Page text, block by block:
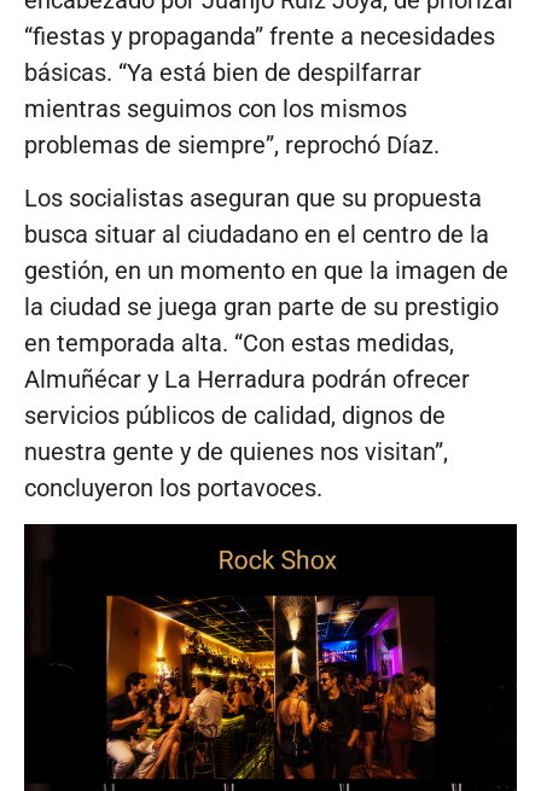
“fiestas y propaganda” frente a necesidades
básicas. “Ya está bien de despilfarrar
mientras seguimos con los mismos
problemas de siempre”, reprochó Díaz.
Los socialistas aseguran que su propuesta
busca situar al ciudadano en el centro de la
gestión, en un momento en que la imagen de
la ciudad se juega gran parte de su prestigio
en temporada alta. “Con estas medidas,
Almuñécar y La Herradura podrán ofrecer
servicios públicos de calidad, dignos de
nuestra gente y de quienes nos visitan”,
concluyeron los portavoces.